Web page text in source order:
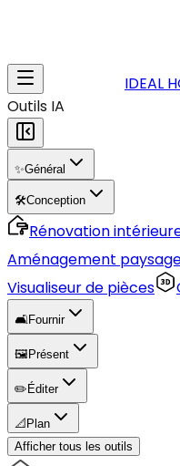
IDEAL
Outils IA
✨Général
🛠️Conception
Rénovation
Aménagement
Visualiseur de pièces
🛋️Fournir
🖼️ Présent
✏️ Éditer
📐 Plan
Afficher tous les outils